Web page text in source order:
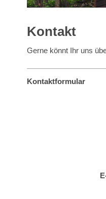
Kontakt
Gerne könnt Ihr uns
Kontaktformular